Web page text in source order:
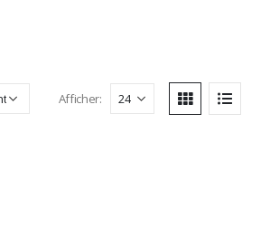
Afficher: